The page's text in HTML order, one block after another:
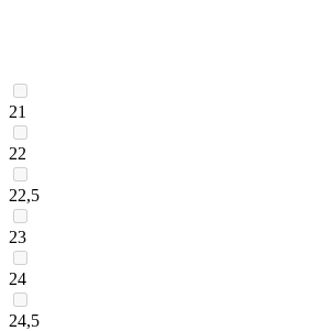
21
22
22,5
23
24
24,5